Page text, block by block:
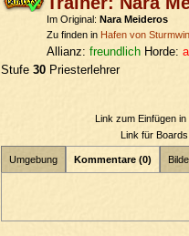
Im Original: Nara Meideros
Zu finden in Hafen von
Allianz: freundlich Horde:
Stufe 30 Priesterlehrer
Link zum Einfügen
Link für
Umgebung Kommentare (0)